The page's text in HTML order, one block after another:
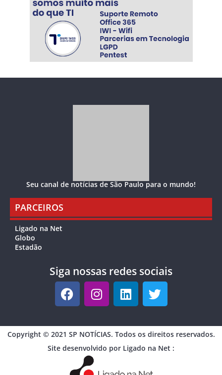
Seu canal de notícias de São Paulo para o mundo!
PARCEIROS
Ligado na Net
Globo
Estadão
Siga nossas redes sociais
Copyright © 2021 SP NOTÍCIAS. Todos os direitos reservados.
Site desenvolvido por Ligado na Net :